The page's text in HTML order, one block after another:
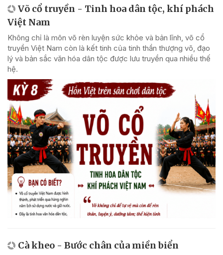
Võ cổ truyền - Tinh hoa dân tộc, khí phách
Việt Nam
Không chỉ là môn võ rèn luyện sức khỏe và bản lĩnh, võ cổ
truyền Việt Nam còn là kết tinh của tinh thần thượng võ, đạo
lý và bản sắc văn hóa dân tộc được lưu truyền qua nhiều thế
hệ.
Cà kheo - Bước chân của miền biển